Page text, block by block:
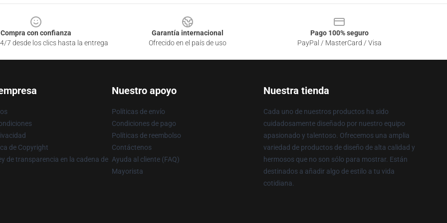
Compra con confianza
7 desde los clics hasta la entrega
Garantía internacional
Ofrecido en el país de uso
Pago 100% seguro
PayPal / MasterCard / Visa
de Copyright
de transparencia en la cadena de
Nuestro apoyo
Políticas de envío
Condiciones de pago
Políticas de reembolso
Contáctenos
Ayuda al cliente (FAQ)
Mayorista
Nuestra tienda
Cada uno de nuestros productos ha sido
cuidadosamente diseñado por nuestro equipo
apasionado y talentoso. Ofrecemos una amplia
variedad de productos de diseño de alta calidad y
hermosos que no son sólo para mostrar. Están
destinados a añadir algo de estilo a tu vida
cotidiana.